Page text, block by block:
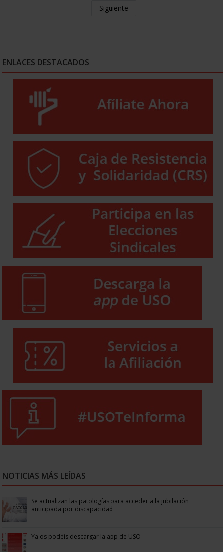
Siguiente
ENLACES DESTACADOS
NOTICIAS MÁS LEÍDAS
Se actualizan las patologías para acceder a la jubilación
anticipada por discapacidad
Ya os podéis descargar la app de USO